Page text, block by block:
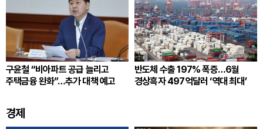
구윤철 “비아파트 공급 늘리고
주택금융 완화”…추가 대책 예고
반도체 수출 197% 폭증…6월
경상흑자 497억달러 ‘역대 최대’
경제